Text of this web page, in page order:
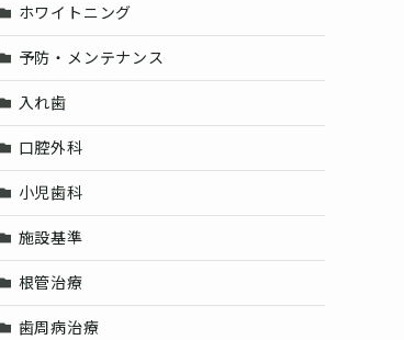
ホワイトニング
予防・メンテナンス
入れ歯
口腔外科
小児歯科
施設基準
根管治療
歯周病治療